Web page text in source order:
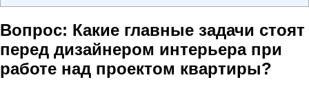
Вопрос: Какие главные задачи стоят
перед дизайнером интерьера при
работе над проектом квартиры?